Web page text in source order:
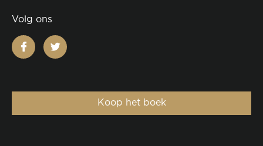
Volg ons
facebooktwitter
Koop het boek